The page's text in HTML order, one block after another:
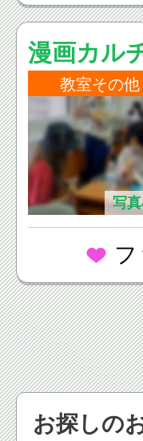
漫画カル
教室その他
写
フ
お探しの